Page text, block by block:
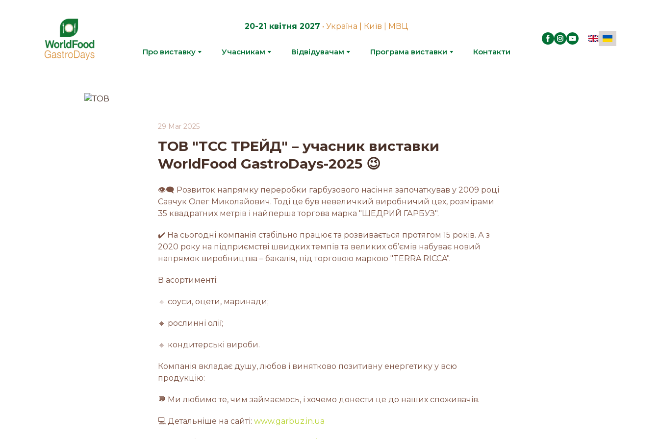
20-21 квітня 2027 • Україна | Київ | МВЦ
Про виставку Учасникам Відвідувачам Програма виставки Контакти
29 Mar 2025
ТОВ "ТСС ТРЕЙД" – учасник виставки
WorldFood GastroDays-2025 😉
👁‍🗨 Розвиток напрямку переробки гарбузового насіння започаткував у 2009 році
Савчук Олег Миколайович. Тоді це був невеличкий виробничий цех, розмірами
35 квадратних метрів і найперша торгова марка "ЩЕДРИЙ ГАРБУЗ".
✔️ На сьогодні компанія стабільно працює та розвивається протягом 15 років. А з
2020 року на підприємстві швидких темпів та великих об’ємів набуває новий
напрямок виробництва – бакалія, під торговою маркою "TERRA RICCA".
В асортименті:
🔸 соуси, оцети, маринади;
🔸 рослинні олії;
🔸 кондитерські вироби.
Компанія вкладає душу, любов і винятково позитивну енергетику у всю
продукцію:
💬️ Ми любимо те, чим займаємось, і хочемо донести це до наших споживачів.
💻️ Детальніше на сайті: www.garbuz.in.ua